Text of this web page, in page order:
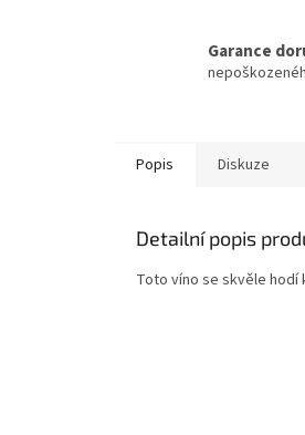
Garance
Popis Diskuze
Detailní popis
Toto víno se skvěle hodí